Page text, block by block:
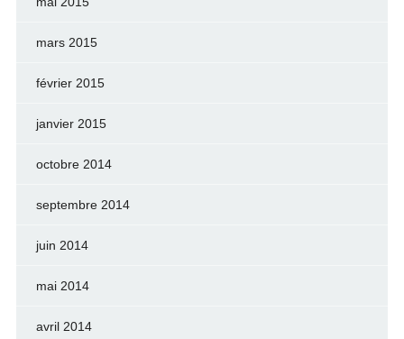
mars 2015
février 2015
janvier 2015
octobre 2014
septembre 2014
juin 2014
mai 2014
avril 2014